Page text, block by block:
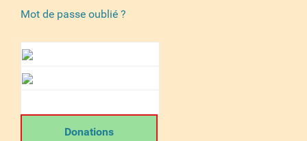
Mot de passe oublié ?
Donations